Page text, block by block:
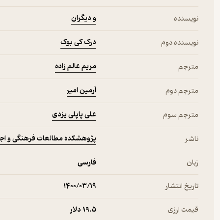
نویسنده و دیگران
نویسنده دوم درک کی بوک
مترجم مریم عالم زاده
مترجم دوم آرمین امیر
مترجم سوم علی پاپلی یزدی
ناشر پژوهشکده مطالعات فرهنگی و
زبان فارسی
تاریخ انتشار ۱۴۰۰/۰۳/۱۹
قیمت ارزی 19.۵ دلار